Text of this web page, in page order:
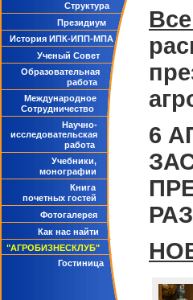
Структура
Президиум
История ИПК-ИПП-МПА
Ученый Совет
Образовательная
работа
Международное
Сотрудничество
Научно-
исследовательская
работа
Учебники,
монографии
Книга
почетных гостей
Фотогалерея
Как нас найти
"АГРОБИЗНЕСКЛУБ"
Гостиница
6